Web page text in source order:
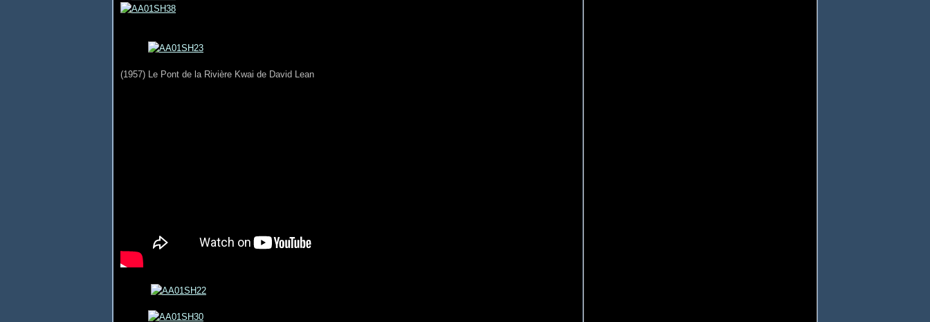
(1957) Le Pont de la Rivière Kwai de David Lean